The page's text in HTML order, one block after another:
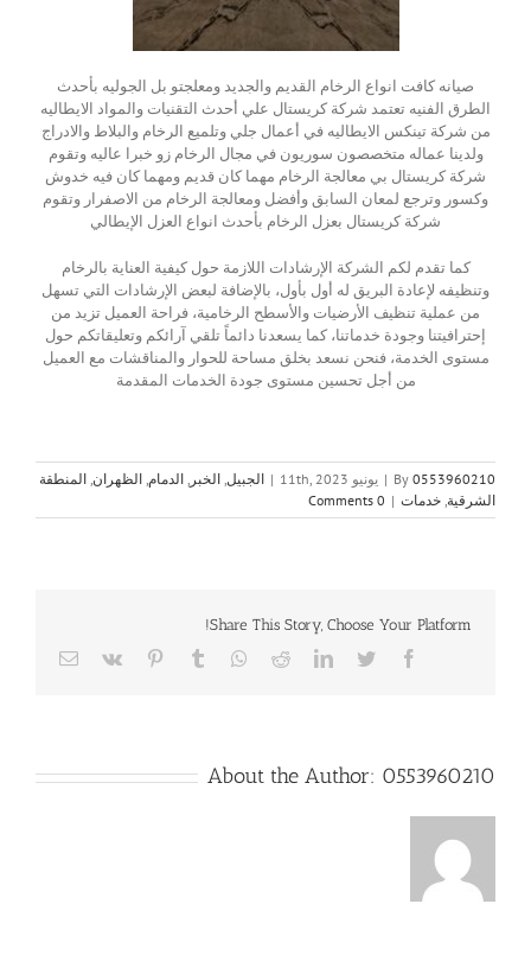
صيانه كافت انواع الرخام القديم والجديد ومعلجتو بل الجوليه بأحدث
الطرق الفنيه تعتمد شركة كريستال علي أحدث التقنيات والمواد الايطاليه
من شركة تينكس الايطاليه في أعمال جلي وتلميع الرخام والبلاط والادراج
ولدينا عماله متخصصون سوريون في مجال الرخام زو خبرا عاليه وتقوم
شركة كريستال بي معالجة الرخام مهما كان قديم ومهما كان فيه خدوش
وكسور وترجع لمعان السابق وأفضل ومعالجة الرخام من الاصفرار وتقوم
شركة كريستال بعزل الرخام بأحدث انواع العزل الإيطالي
كما تقدم لكم الشركة الإرشادات اللازمة حول كيفية العناية بالرخام
وتنظيفه لإعادة البريق له أول بأول، بالإضافة لبعض الإرشادات التي تسهل
من عملية تنظيف الأرضيات والأسطح الرخامية، فراحة العميل تزيد من
إحترافيتنا وجودة خدماتنا، كما يسعدنا دائماً تلقي آرائكم وتعليقاتكم حول
مستوى الخدمة، فنحن نسعد بخلق مساحة للحوار والمناقشات مع العميل
من أجل تحسين مستوى جودة الخدمات المقدمة
By 0553960210
| يونيو 11th, 2023 | الجبيل, الخبر , الدمام, الظهران, المنطقة
الشرقية, خدمات |
0 Comments
Share This Story, Choose Your Platform!
Facebook
Twitter
LinkedIn
Reddit
Whatsapp
Tumblr
Pinterest
Vk
Email
About the Author: 0553960210